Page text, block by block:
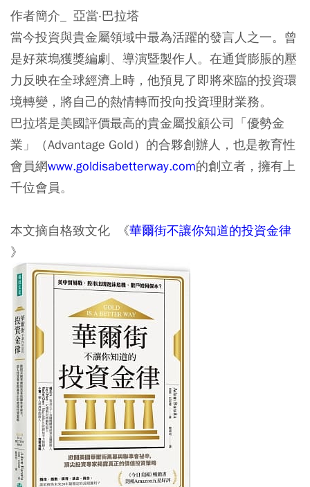
作者簡介_ 亞當‧巴拉塔
當今投資與貴金屬領域中最為活躍的發言人之一。曾
是好萊塢獲獎編劇、導演暨製作人。在通貨膨脹的壓
力反映在全球經濟上時，他預見了即將來臨的投資環
境轉變，將自己的熱情轉而投向投資理財業務。
巴拉塔是美國評價最高的貴金屬投顧公司「優勢金
業」（Advantage Gold）的合夥創辦人，也是教育性
會員網www.goldisabetterway.com的創立者，擁有上
千位會員。
本文摘自格致文化 《華爾街不讓你知道的投資金律
》